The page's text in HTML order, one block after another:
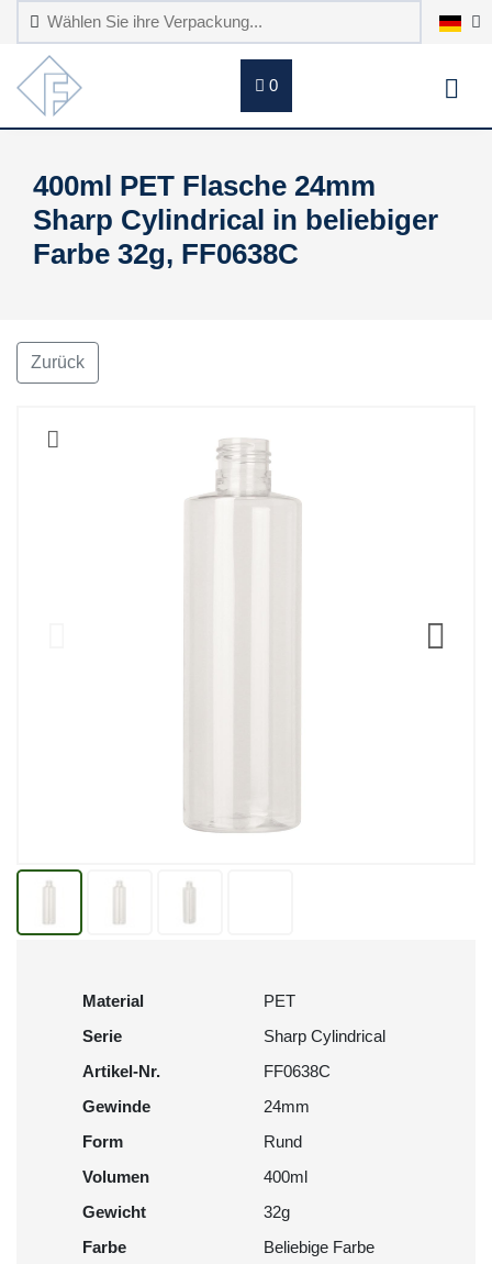
0
400ml PET Flasche 24mm
Sharp Cylindrical in beliebiger
Farbe 32g, FF0638C
Zurück
Material
PET
Serie
Sharp Cylindrical
Artikel-Nr.
FF0638C
Gewinde
24mm
Form
Rund
Volumen
400ml
Gewicht
32g
Farbe
Beliebige Farbe